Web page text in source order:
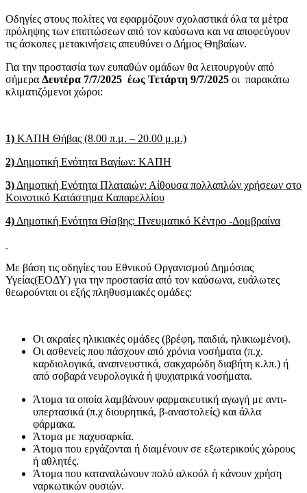
Οδηγίες στους πολίτες να εφαρμόζουν σχολαστικά όλα τα μέτρα
πρόληψης των επιπτώσεων από τον καύσωνα και να αποφεύγουν
τις άσκοπες μετακινήσεις απευθύνει ο Δήμος Θηβαίων.
Για την προστασία των ευπαθών ομάδων θα λειτουργούν από
σήμερα Δευτέρα 7/7/2025 έως Τετάρτη 9/7/2025 οι παρακάτω
κλιματιζόμενοι χώροι:
1) ΚΑΠΗ Θήβας (8.00 π.μ. – 20.00 μ.μ.)
2) Δημοτική Ενότητα Βαγίων: ΚΑΠΗ
3) Δημοτική Ενότητα Πλαταιών: Αίθουσα πολλαπλών χρήσεων στο
Κοινοτικό Κατάστημα Καπαρελλίου
4) Δημοτική Ενότητα Θίσβης: Πνευματικό Κέντρο -Δομβραίνα
Με βάση τις οδηγίες του Εθνικού Οργανισμού Δημόσιας
Υγείας(ΕΟΔΥ) για την προστασία από τον καύσωνα, ευάλωτες
θεωρούνται οι εξής πληθυσμιακές ομάδες:
Οι ακραίες ηλικιακές ομάδες (βρέφη, παιδιά, ηλικιωμένοι).
Οι ασθενείς που πάσχουν από χρόνια νοσήματα (π.χ.
καρδιολογικά, αναπνευστικά, σακχαρώδη διαβήτη κ.λπ.) ή
από σοβαρά νευρολογικά ή ψυχιατρικά νοσήματα.
Άτομα τα οποία λαμβάνουν φαρμακευτική αγωγή με αντι-
υπερτασικά (π.χ διουρητικά, β-αναστολείς) και άλλα
φάρμακα.
Άτομα με παχυσαρκία.
Άτομα που εργάζονται ή διαμένουν σε εξωτερικούς χώρους
ή αθλητές.
Άτομα που καταναλώνουν πολύ αλκοόλ ή κάνουν χρήση
ναρκωτικών ουσιών.